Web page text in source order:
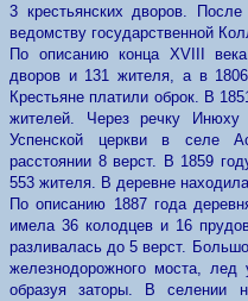
3 крестьянских дворов.
ведомству государственной
По описанию конца XVIII
дворов и 131 жителя, а в
Крестьяне платили оброк. В
жителей. Через речку Инюху
Успенской церкви в селе
расстоянии 8 верст. В 1859
553 жителя. В деревне
По описанию 1887 года
имела 36 колодцев и 16
разливалась до 5 верст.
железнодорожного моста,
образуя заторы. В селении